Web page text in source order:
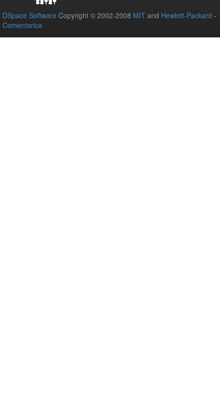
DSpace Software Copyright © 2002-2008 MIT and Hewlett-Packard -
Comentarios